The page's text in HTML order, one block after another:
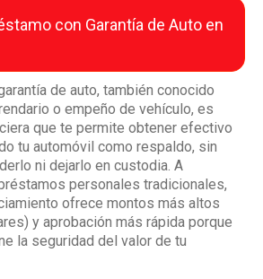
con Garantía de Auto en
de auto, también conocido
o empeño de vehículo, es
que te permite obtener efectivo
tu automóvil como respaldo, sin
ni dejarlo en custodia. A
personales tradicionales,
ofrece montos más altos
y aprobación más rápida porque
la seguridad del valor de tu